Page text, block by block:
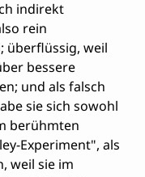
indirekt
rein
überflüssig, weil
bessere
und als falsch
sie sich sowohl
berühmten
Experiment", als
weil sie im